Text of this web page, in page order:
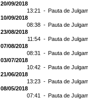
20/09/2018
13:21 - Pauta de
10/09/2018
08:38 - Pauta de
23/08/2018
11:54 - Pauta de
07/08/2018
08:31 - Pauta de
03/07/2018
10:42 - Pauta de
21/06/2018
13:23 - Pauta de
08/05/2018
07:41 - Pauta de